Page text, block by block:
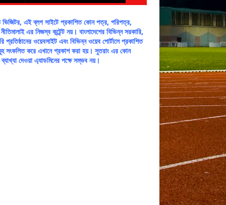
ভিজিটর, এই ব্লগ সাইটে প্রকাশিত কোন পত্র, পরিপত্র,
এর নিজস্ব কন্টেন্ট নয়। বাংলাদেশের বিভিন্ন সরকারি,
প্রতিষ্ঠানের ওয়েবসাইট এবং বিভিন্ন ওয়েব পোর্টালে প্রকাশিত
সংকলিত করে এখানে প্রকাশ করা হয়। সুতরাং এর কোন
ব্যাখ্যা দেওয়া এ্যাডমিনের পক্ষে সম্ভব নয়।